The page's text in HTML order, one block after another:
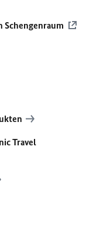
Schengenraum
Travel